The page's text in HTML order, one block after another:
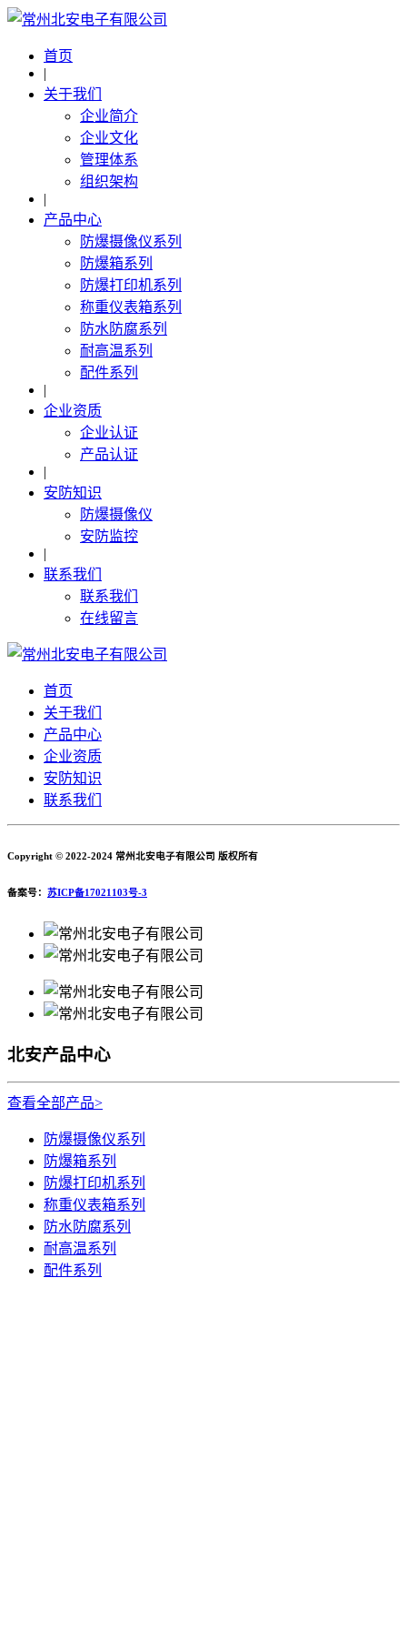
首页
|
关于我们
企业简介
企业文化
管理体系
组织架构
|
产品中心
防爆摄像仪系列
防爆箱系列
防爆打印机系列
称重仪表箱系列
防水防腐系列
耐高温系列
配件系列
|
企业资质
企业认证
产品认证
|
安防知识
防爆摄像仪
安防监控
|
联系我们
联系我们
在线留言
首页
关于我们
产品中心
企业资质
安防知识
联系我们
Copyright © 2022-2024 常州北安电子有限公司 版权所有
备案号： 苏ICP备17021103号-3
北安产品中心
查看全部产品>
防爆摄像仪系列
防爆箱系列
防爆打印机系列
称重仪表箱系列
防水防腐系列
耐高温系列
配件系列